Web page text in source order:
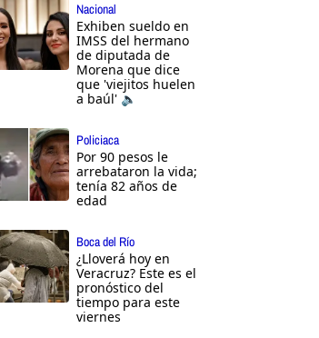
Nacional
Exhiben sueldo en
IMSS del hermano
de diputada de
Morena que dice
que 'viejitos huelen
a baúl' 🔈
Policiaca
Por 90 pesos le
arrebataron la vida;
tenía 82 años de
edad
Boca del Río
¿Lloverá hoy en
Veracruz? Este es el
pronóstico del
tiempo para este
viernes